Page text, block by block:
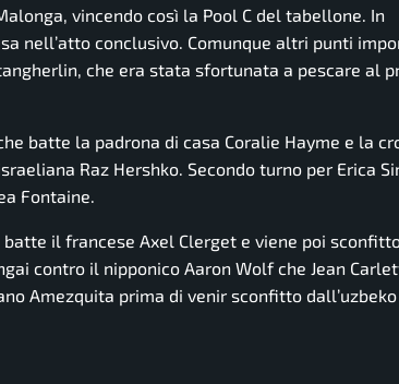
vincendo così la Pool C del tabellone. In
nell’atto conclusivo. Comunque altri punti
che era stata sfortunata a pescare al
batte la padrona di casa Coralie Hayme e la
Raz Hershko. Secondo turno per Erica
Fontaine.
il francese Axel Clerget e viene poi
contro il nipponico Aaron Wolf che Jean
Amezquita prima di venir sconfitto dall’uzbeko